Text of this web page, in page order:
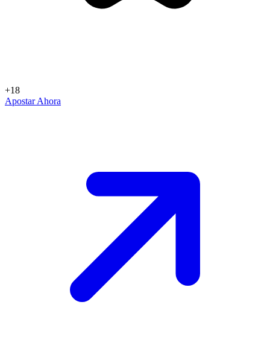
+18
Apostar Ahora